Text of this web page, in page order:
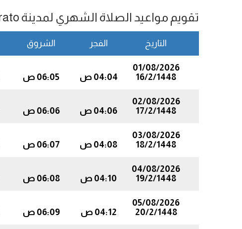
تقويم مواعيد الصلاة الشهري لمدينة Prato
التاريخ الفجر الشروق
01/08/2026
16/2/1448
04:04 ص 06:05 ص
02/08/2026
17/2/1448
04:06 ص 06:06 ص
03/08/2026
18/2/1448
04:08 ص 06:07 ص
04/08/2026
19/2/1448
04:10 ص 06:08 ص
05/08/2026
20/2/1448
04:12 ص 06:09 ص